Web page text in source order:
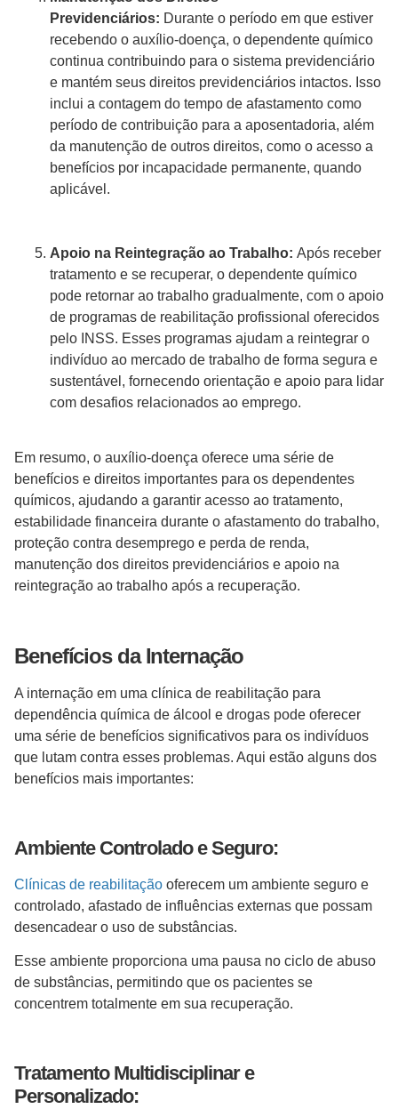
Previdenciários: Durante o período em que estiver
recebendo o auxílio-doença, o dependente químico
continua contribuindo para o sistema previdenciário
e mantém seus direitos previdenciários intactos. Isso
inclui a contagem do tempo de afastamento como
período de contribuição para a aposentadoria, além
da manutenção de outros direitos, como o acesso a
benefícios por incapacidade permanente, quando
aplicável.
Apoio na Reintegração ao Trabalho: Após receber
tratamento e se recuperar, o dependente químico
pode retornar ao trabalho gradualmente, com o apoio
de programas de reabilitação profissional oferecidos
pelo INSS. Esses programas ajudam a reintegrar o
indivíduo ao mercado de trabalho de forma segura e
sustentável, fornecendo orientação e apoio para lidar
com desafios relacionados ao emprego.
Em resumo, o auxílio-doença oferece uma série de
benefícios e direitos importantes para os dependentes
químicos, ajudando a garantir acesso ao tratamento,
estabilidade financeira durante o afastamento do trabalho,
proteção contra desemprego e perda de renda,
manutenção dos direitos previdenciários e apoio na
reintegração ao trabalho após a recuperação.
Benefícios da Internação
A internação em uma clínica de reabilitação para
dependência química de álcool e drogas pode oferecer
uma série de benefícios significativos para os indivíduos
que lutam contra esses problemas. Aqui estão alguns dos
benefícios mais importantes:
Ambiente Controlado e Seguro:
Clínicas de reabilitação oferecem um ambiente seguro e
controlado, afastado de influências externas que possam
desencadear o uso de substâncias.
Esse ambiente proporciona uma pausa no ciclo de abuso
de substâncias, permitindo que os pacientes se
concentrem totalmente em sua recuperação.
Tratamento Multidisciplinar e
Personalizado: